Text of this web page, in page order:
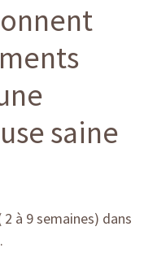
saine
à 9 semaines) dans